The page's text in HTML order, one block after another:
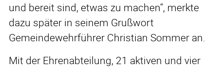
und bereit sind, etwas zu machen“, merkte
dazu später in seinem Grußwort
Gemeindewehrführer Christian Sommer an.
Mit der Ehrenabteilung, 21 aktiven und vier